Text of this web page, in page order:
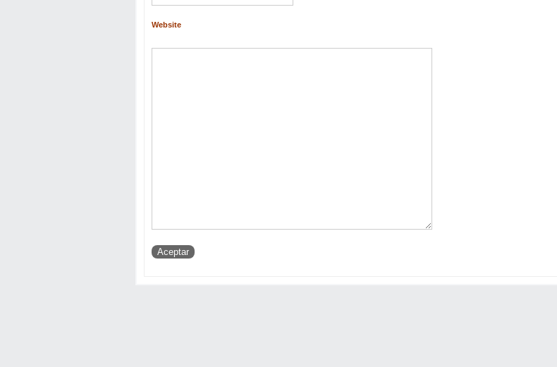
Website